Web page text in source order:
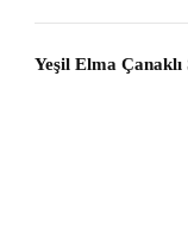
Yeşil Elma